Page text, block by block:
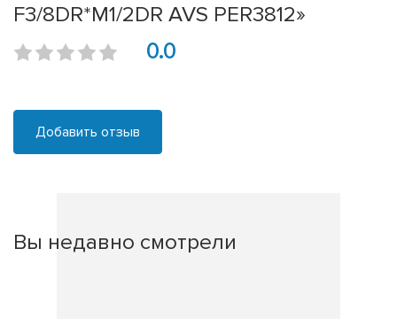
F3/8DR*M1/2DR AVS PER3812»
0.0
Добавить отзыв
Вы недавно смотрели